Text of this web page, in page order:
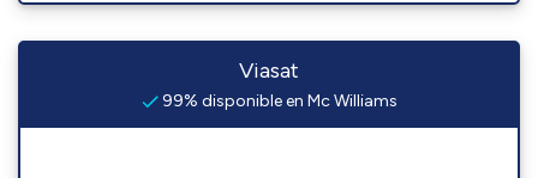
Viasat
99% disponible en Mc Williams